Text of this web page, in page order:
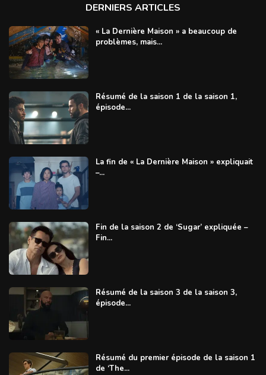
DERNIERS ARTICLES
« La Dernière Maison » a beaucoup de
problèmes, mais...
Résumé de la saison 1 de la saison 1,
épisode...
La fin de « La Dernière Maison » expliquait
–...
Fin de la saison 2 de ‘Sugar’ expliquée –
Fin...
Résumé de la saison 3 de la saison 3,
épisode...
Résumé du premier épisode de la saison 1
de ‘The...